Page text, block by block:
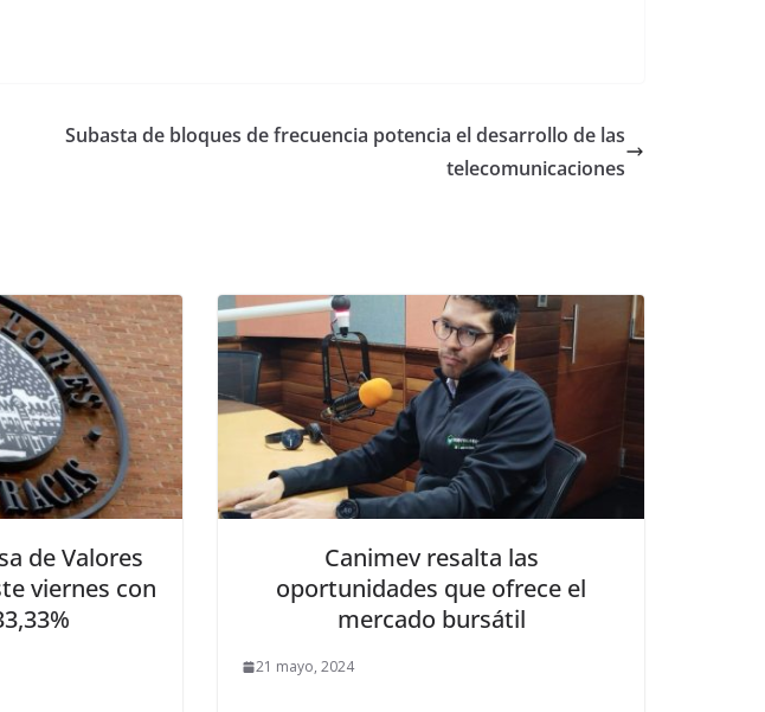
Subasta de bloques de frecuencia potencia el desarrollo de las
telecomunicaciones
de Valores
viernes con
Canimev resalta las
oportunidades que ofrece el
mercado bursátil
21 mayo, 2024